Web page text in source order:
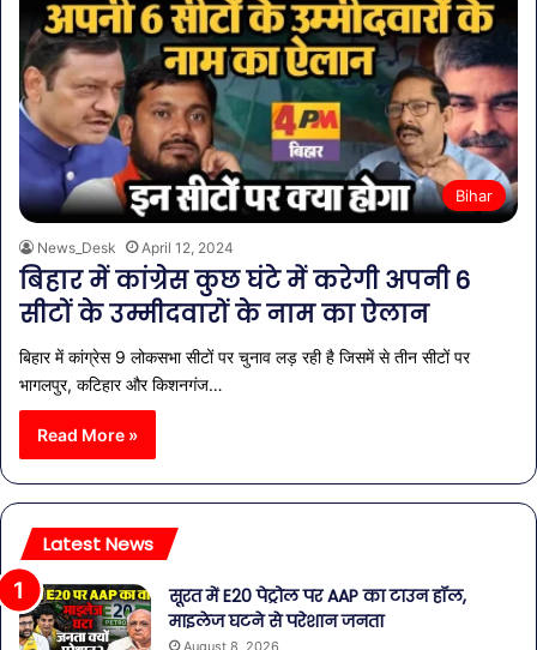
Bihar
News_Desk April 12, 2024
बिहार में कांग्रेस कुछ घंटे में करेगी अपनी 6
सीटों के उम्मीदवारों के नाम का ऐलान
बिहार में कांग्रेस 9 लोकसभा सीटों पर चुनाव लड़ रही है जिसमें से तीन सीटों पर
भागलपुर, कटिहार और किशनगंज…
Read More »
Latest News
सूरत में E20 पेट्रोल पर AAP का टाउन हॉल,
माइलेज घटने से परेशान जनता
August 8, 2026